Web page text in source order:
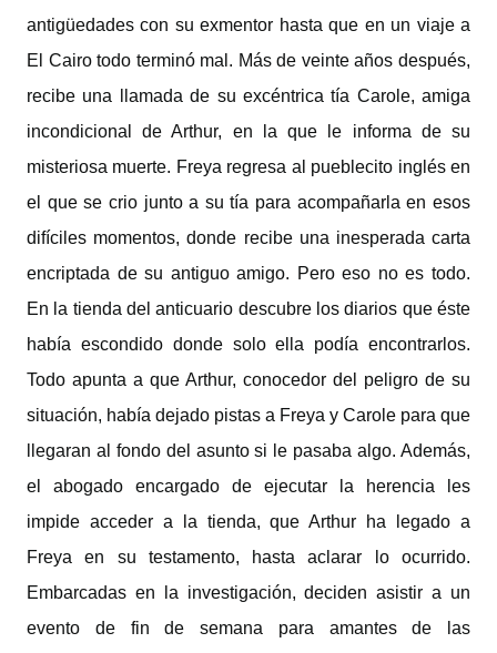
antigüedades con su exmentor hasta que en un viaje a
El Cairo todo terminó mal. Más de veinte años después,
recibe una llamada de su excéntrica tía Carole, amiga
incondicional de Arthur, en la que le informa de su
misteriosa muerte. Freya regresa al pueblecito inglés en
el que se crio junto a su tía para acompañarla en esos
difíciles momentos, donde recibe una inesperada carta
encriptada de su antiguo amigo. Pero eso no es todo.
En la tienda del anticuario descubre los diarios que éste
había escondido donde solo ella podía encontrarlos.
Todo apunta a que Arthur, conocedor del peligro de su
situación, había dejado pistas a Freya y Carole para que
llegaran al fondo del asunto si le pasaba algo. Además,
el abogado encargado de ejecutar la herencia les
impide acceder a la tienda, que Arthur ha legado a
Freya en su testamento, hasta aclarar lo ocurrido.
Embarcadas en la investigación, deciden asistir a un
evento de fin de semana para amantes de las